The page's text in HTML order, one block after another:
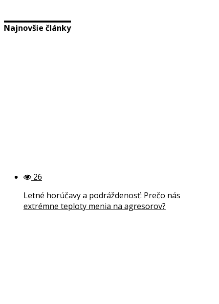
Najnovšie články
26
Letné horúčavy a podráždenosť: Prečo nás
extrémne teploty menia na agresorov?